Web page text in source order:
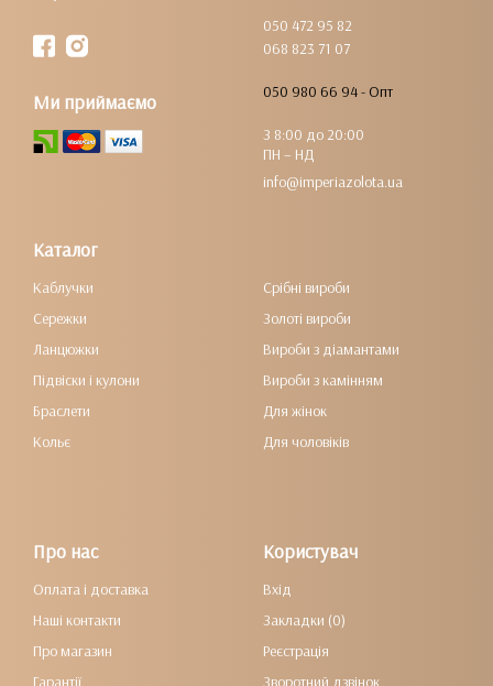
050 472 95 82
068 823 71 07
050 980 66 94 - Опт
З 8:00 до 20:00
ПН – НД
info@imperiazolota.ua
Ми приймаємо
Каталог
Каблучки
Сережки
Ланцюжки
Підвіски і кулони
Браслети
Кольє
Срібні вироби
Золоті вироби
Вироби з діамантами
Вироби з камінням
Для жінок
Для чоловіків
Про нас
Оплата і доставка
Наші контакти
Про магазин
Гарантії
Користувач
Вхід
Закладки (0)
Реєстрація
Зворотний дзвінок